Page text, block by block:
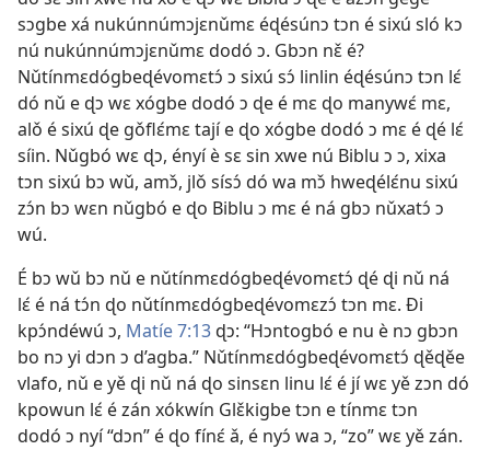
sɔgbe xá nukúnnúmɔjɛnǔmɛ éɖésúnɔ tɔn é sixú sló kɔ
nú nukúnnúmɔjɛnǔmɛ dodó ɔ. Gbɔn nɛ̌ é?
Nǔtínmɛdógbeɖévomɛtɔ́ ɔ sixú sɔ́ linlin éɖésúnɔ tɔn lɛ́
dó nǔ e ɖɔ wɛ xógbe dodó ɔ ɖe é mɛ ɖo manywɛ́ mɛ,
alǒ é sixú ɖe gǒflɛ́mɛ tají e ɖo xógbe dodó ɔ mɛ é ɖé lɛ́
síin. Nǔgbó wɛ ɖɔ, ényí è sɛ sin xwe nú Biblu ɔ ɔ, xixa
tɔn sixú bɔ wǔ, amɔ̌, jlǒ sísɔ́ dó wa mɔ̌ hweɖélɛ́nu sixú
zɔ́n bɔ wɛn nǔgbó e ɖo Biblu ɔ mɛ é ná gbɔ nǔxatɔ́ ɔ
wú.
É bɔ wǔ bɔ nǔ e nǔtínmɛdógbeɖévomɛtɔ́ ɖé ɖi nǔ ná
lɛ́ é ná tɔ́n ɖo nǔtínmɛdógbeɖévomɛzɔ́ tɔn mɛ. Ði
kpɔ́ndéwú ɔ, Matíe 7:13ɖɔ: “Hɔntogbó e nu è nɔ gbɔn
bo nɔ yi dɔn ɔ d’agba.” Nǔtínmɛdógbeɖévomɛtɔ́ ɖěɖěe
vlafo, nǔ e yě ɖi nǔ ná ɖo sinsɛn linu lɛ́ é jí wɛ yě zɔn dó
kpowun lɛ́ é zán xókwín Glɛ̌kigbe tɔn e tínmɛ tɔn
dodó ɔ nyí “dɔn” é ɖo fínɛ́ ǎ, é nyɔ́ wa ɔ, “zo” wɛ yě zán.